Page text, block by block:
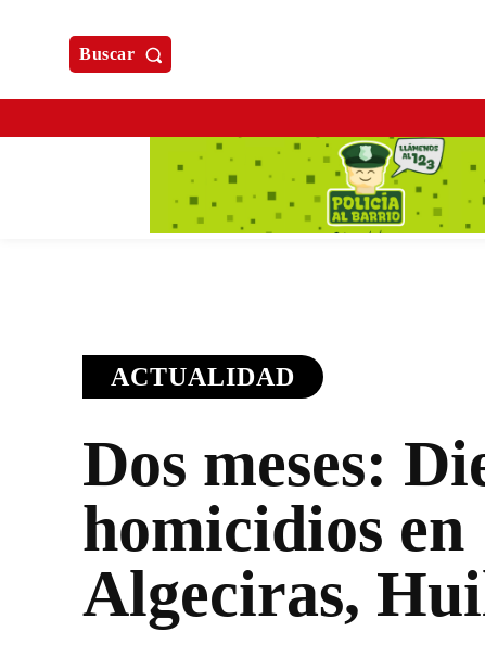
Buscar
ACTUALIDAD
Dos meses:
homicidios en
Algeciras,